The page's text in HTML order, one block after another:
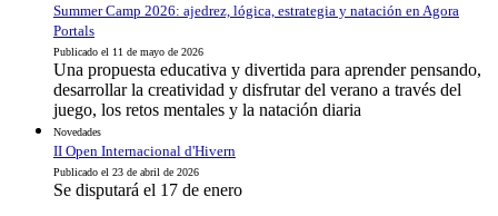
Summer Camp 2026: ajedrez, lógica, estrategia y natación en Agora
Portals
Publicado el 11 de mayo de 2026
Una propuesta educativa y divertida para aprender pensando,
desarrollar la creatividad y disfrutar del verano a través del
juego, los retos mentales y la natación diaria
Novedades
II Open Internacional d'Hivern
Publicado el 23 de abril de 2026
Se disputará el 17 de enero